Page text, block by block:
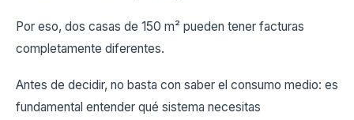
Por eso, dos casas de 150 m² pueden tener facturas
completamente diferentes.
Antes de decidir, no basta con saber el consumo medio: es
fundamental entender qué sistema necesitas